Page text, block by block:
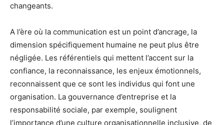
changeants.
A l’ère où la communication est un point d’ancrage, la
dimension spécifiquement humaine ne peut plus être
négligée. Les référentiels qui mettent l’accent sur la
confiance, la reconnaissance, les enjeux émotionnels,
reconnaissent que ce sont les individus qui font une
organisation. La gouvernance d’entreprise et la
responsabilité sociale, par exemple, soulignent
l’importance d’une culture organisationnelle inclusive, de